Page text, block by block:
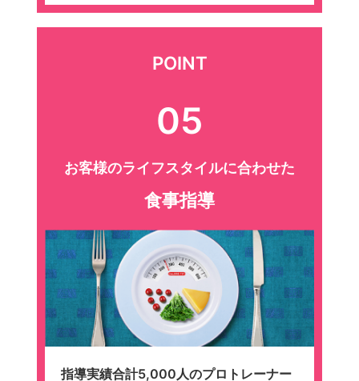
POINT
05
お客様のライフスタイルに合わせた
食事指導
指導実績合計5,000人のプロトレーナー